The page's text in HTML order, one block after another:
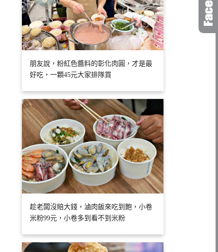
朋友說，粉紅色醬料的彰化肉圓，才是最
好吃，一顆45元大家排隊買
趁老闆沒賠大錢，滷肉飯來吃到飽，小卷
米粉99元，小卷多到看不到米粉